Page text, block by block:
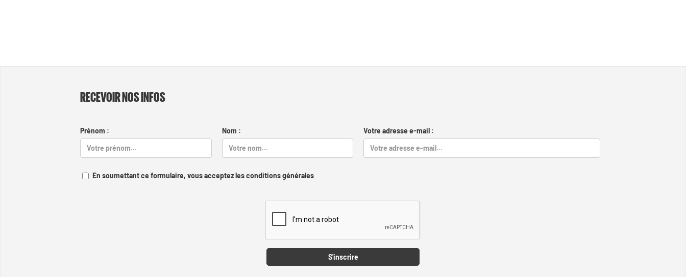
RECEVOIR NOS INFOS
Prénom : Nom : Votre adresse e-mail :
En soumettant ce formulaire, vous acceptez les conditions générales
S'inscrire